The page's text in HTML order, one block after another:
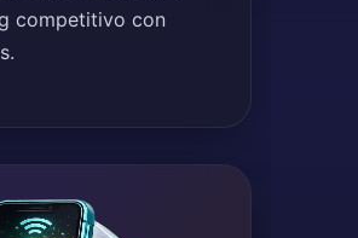
competitivo con